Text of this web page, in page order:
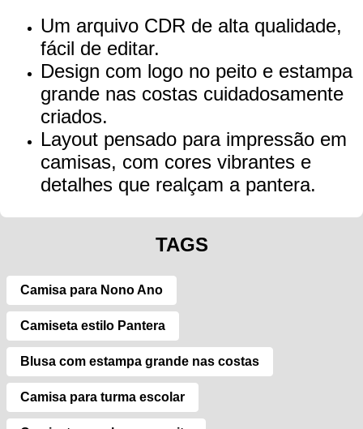
Um arquivo CDR de alta qualidade,
fácil de editar.
Design com logo no peito e estampa
grande nas costas cuidadosamente
criados.
Layout pensado para impressão em
camisas, com cores vibrantes e
detalhes que realçam a pantera.
TAGS
Camisa para Nono Ano
Camiseta estilo Pantera
Blusa com estampa grande nas costas
Camisa para turma escolar